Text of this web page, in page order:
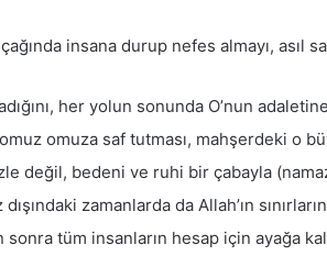
çağında insana durup nefes almayı, asıl
her yolun sonunda O’nun
omuza saf tutması, mahşerdeki o
değil, bedeni ve ruhi bir çabayla
zamanlarda da Allah’ın
sonra tüm insanların hesap için ayağa